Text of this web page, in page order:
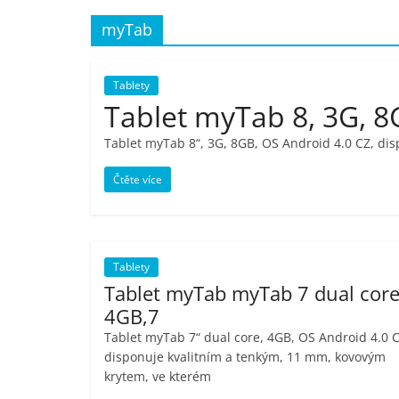
porovnání,
pračky,
televize,
notebooky,
telefony,
kávovary,
bazény
myTab
Tablety
Tablet myTab 8, 3G,
Tablet myTab 8“, 3G, 8GB, OS Android 4.0 CZ,
Čtěte více
Tablety
Tablet myTab myTab 7 dual
4GB,7
Tablet myTab 7“ dual core, 4GB, OS Android 4.0
disponuje kvalitním a tenkým, 11 mm, kovovým
krytem, ve kterém